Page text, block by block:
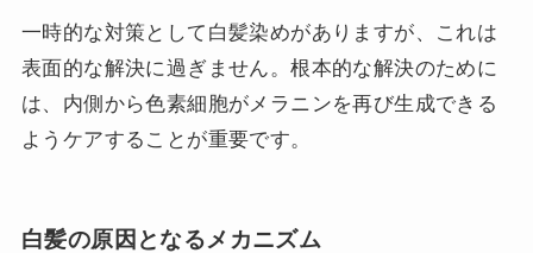
一時的な対策として白髪染めがありますが、これは
表面的な解決に過ぎません。根本的な解決のために
は、内側から色素細胞がメラニンを再び生成できる
ようケアすることが重要です。
白髪の原因となるメカニズム